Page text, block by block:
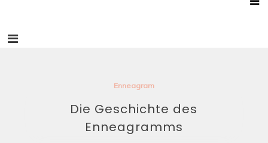
Enneagram
Die Geschichte des
Enneagramms